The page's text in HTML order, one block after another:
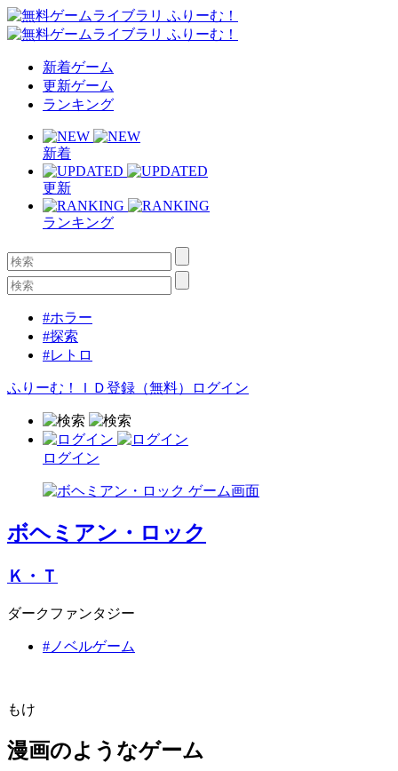
新着ゲーム
更新ゲーム
ランキング
新着
更新
ランキング
#ホラー
#探索
#レトロ
ふりーむ！ＩＤ登録（無料） ログイン
ログイン
ボヘミアン・ロック
Ｋ・Ｔ
ダークファンタジー
#ノベルゲーム
もけ
漫画のようなゲーム